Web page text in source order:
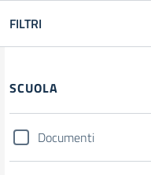
FILTRI
SCUOLA
Documenti